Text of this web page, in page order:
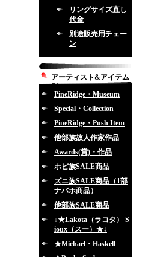
リングサイズ直し
代金
別途販売用チェー
ン
アーティスト&アイテム
別
PineRidge・Museum
Special・Collection
PineRidge・Push Item
他部族故人作家作品
Awards(賞)・作品
ホピ族SALE商品
ズニ族SALE商品（1部
ナバホ商品）
他部族SALE商品
↓★Lakota（ラコタ） S
ioux（スー）★↓
★Michael・Haskell